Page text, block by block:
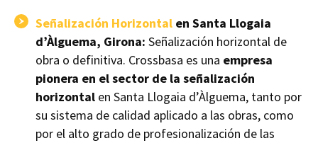
Señalización Horizontal en Santa Llogaia
d’Àlguema, Girona: Señalización horizontal de
obra o definitiva. Crossbasa es una empresa
pionera en el sector de la señalización
horizontal en Santa Llogaia d’Àlguema, tanto por
su sistema de calidad aplicado a las obras, como
por el alto grado de profesionalización de las